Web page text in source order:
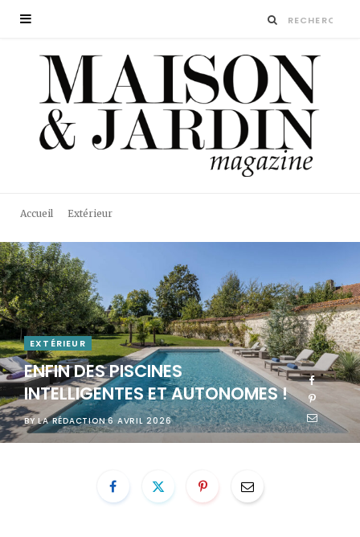
Accueil Extérieur
EXTÉRIEUR
ENFIN DES PISCINES
INTELLIGENTES ET AUTONOMES !
BY LA RÉDACTION 6 AVRIL 2026